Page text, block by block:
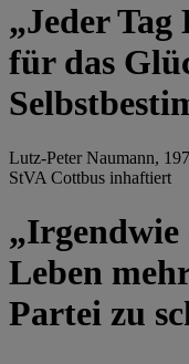
„Jeder
für das
Lutz-Peter Naumann,
StVA Cottbus inhaftiert
Leben
Partei zu